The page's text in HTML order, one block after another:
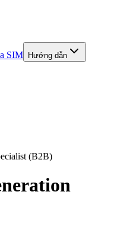
SIM Hướng dẫn
(B2B)